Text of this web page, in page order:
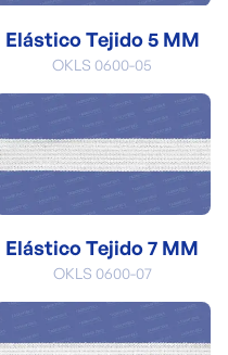
Elástico Tejido 5 MM
OKLS 0600-05
Elástico Tejido 7 MM
OKLS 0600-07